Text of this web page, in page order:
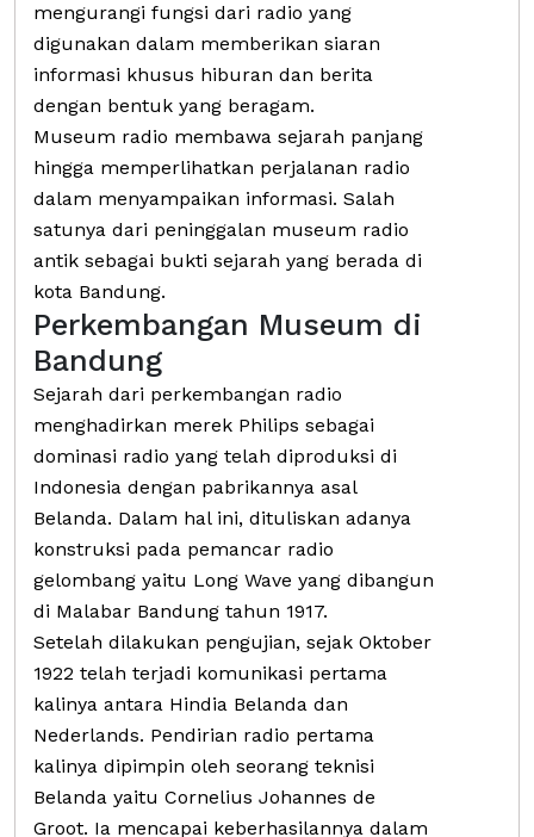
mengurangi fungsi dari radio yang
digunakan dalam memberikan siaran
informasi khusus hiburan dan berita
dengan bentuk yang beragam.
Museum radio membawa sejarah panjang
hingga memperlihatkan perjalanan radio
dalam menyampaikan informasi. Salah
satunya dari peninggalan museum radio
antik sebagai bukti sejarah yang berada di
kota Bandung.
Perkembangan Museum di
Bandung
Sejarah dari perkembangan radio
menghadirkan merek Philips sebagai
dominasi radio yang telah diproduksi di
Indonesia dengan pabrikannya asal
Belanda. Dalam hal ini, dituliskan adanya
konstruksi pada pemancar radio
gelombang yaitu Long Wave yang dibangun
di Malabar Bandung tahun 1917.
Setelah dilakukan pengujian, sejak Oktober
1922 telah terjadi komunikasi pertama
kalinya antara Hindia Belanda dan
Nederlands. Pendirian radio pertama
kalinya dipimpin oleh seorang teknisi
Belanda yaitu Cornelius Johannes de
Groot. Ia mencapai keberhasilannya dalam